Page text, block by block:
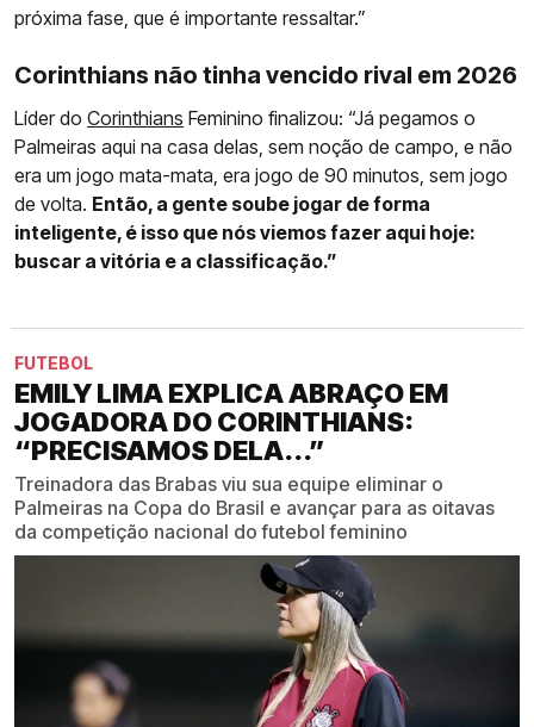
próxima fase, que é importante ressaltar.”
Corinthians não tinha vencido rival em 2026
Líder do Corinthians Feminino finalizou: “Já pegamos o
Palmeiras aqui na casa delas, sem noção de campo, e não
era um jogo mata-mata, era jogo de 90 minutos, sem jogo
de volta. Então, a gente soube jogar de forma
inteligente, é isso que nós viemos fazer aqui hoje:
buscar a vitória e a classificação.”
FUTEBOL
EMILY LIMA EXPLICA ABRAÇO EM
JOGADORA DO CORINTHIANS:
“PRECISAMOS DELA...”
Treinadora das Brabas viu sua equipe eliminar o
Palmeiras na Copa do Brasil e avançar para as oitavas
da competição nacional do futebol feminino